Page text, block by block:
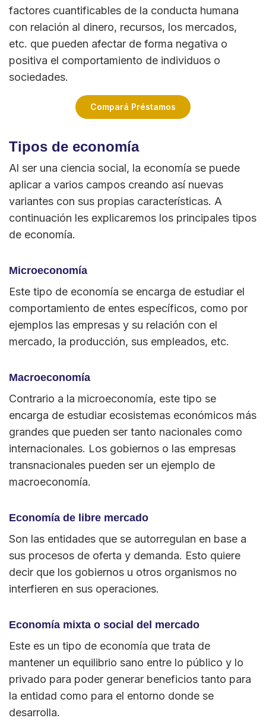
factores cuantificables de la conducta humana
con relación al dinero, recursos, los mercados,
etc. que pueden afectar de forma negativa o
positiva el comportamiento de individuos o
sociedades.
Compará Préstamos
Tipos de economía
Al ser una ciencia social, la economía se puede
aplicar a varios campos creando así nuevas
variantes con sus propias características. A
continuación les explicaremos los principales tipos
de economía.
Microeconomía
Este tipo de economía se encarga de estudiar el
comportamiento de entes específicos, como por
ejemplos las empresas y su relación con el
mercado, la producción, sus empleados, etc.
Macroeconomía
Contrario a la microeconomía, este tipo se
encarga de estudiar ecosistemas económicos más
grandes que pueden ser tanto nacionales como
internacionales. Los gobiernos o las empresas
transnacionales pueden ser un ejemplo de
macroeconomía.
Economía de libre mercado
Son las entidades que se autorregulan en base a
sus procesos de oferta y demanda. Esto quiere
decir que los gobiernos u otros organismos no
interfieren en sus operaciones.
Economía mixta o social del mercado
Este es un tipo de economía que trata de
mantener un equilibrio sano entre lo público y lo
privado para poder generar beneficios tanto para
la entidad como para el entorno donde se
desarrolla.